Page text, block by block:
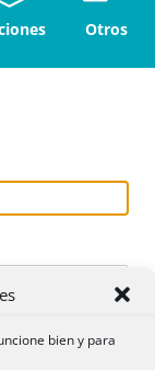
bien y para
Otros